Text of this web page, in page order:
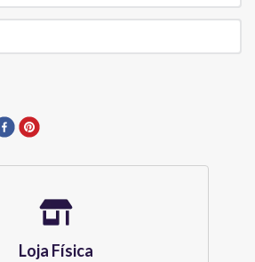
Loja Física